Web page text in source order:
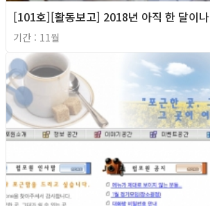
[101호][활동보고] 2018년 아직 한 달이
기간 : 11월